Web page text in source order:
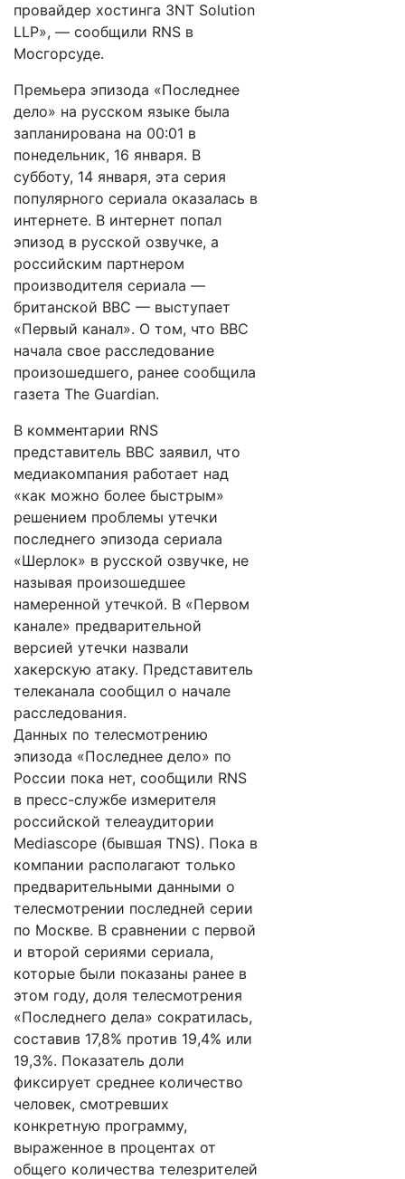
провайдер хостинга 3NT Solution
LLP», — сообщили RNS в
Мосгорсуде.
Премьера эпизода «Последнее
дело» на русском языке была
запланирована на 00:01 в
понедельник, 16 января. В
субботу, 14 января, эта серия
популярного сериала оказалась в
интернете. В интернет попал
эпизод в русской озвучке, а
российским партнером
производителя сериала —
британской BBC — выступает
«Первый канал». О том, что BBC
начала свое расследование
произошедшего, ранее сообщила
газета The Guardian.
В комментарии RNS
представитель BBC заявил, что
медиакомпания работает над
«как можно более быстрым»
решением проблемы утечки
последнего эпизода сериала
«Шерлок» в русской озвучке, не
называя произошедшее
намеренной утечкой. В «Первом
канале» предварительной
версией утечки назвали
хакерскую атаку. Представитель
телеканала сообщил о начале
расследования.
Данных по телесмотрению
эпизода «Последнее дело» по
России пока нет, сообщили RNS
в пресс-службе измерителя
российской телеаудитории
Mediascope (бывшая TNS). Пока в
компании располагают только
предварительными данными о
телесмотрении последней серии
по Москве. В сравнении с первой
и второй сериями сериала,
которые были показаны ранее в
этом году, доля телесмотрения
«Последнего дела» сократилась,
составив 17,8% против 19,4% или
19,3%. Показатель доли
фиксирует среднее количество
человек, смотревших
конкретную программу,
выраженное в процентах от
общего количества телезрителей